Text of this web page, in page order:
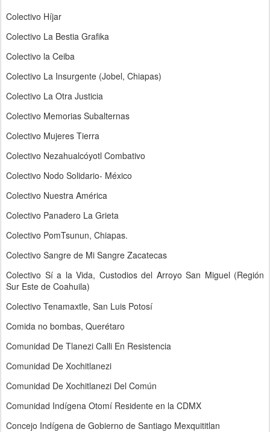
Colectivo Híjar
Colectivo La Bestia Grafika
Colectivo la Ceiba
Colectivo La Insurgente (Jobel, Chiapas)
Colectivo La Otra Justicia
Colectivo Memorias Subalternas
Colectivo Mujeres Tierra
Colectivo Nezahualcóyotl Combativo
Colectivo Nodo Solidario- México
Colectivo Nuestra América
Colectivo Panadero La Grieta
Colectivo PomTsunun, Chiapas.
Colectivo Sangre de Mi Sangre Zacatecas
Colectivo Sí a la Vida, Custodios del Arroyo San Miguel (Región
Sur Este de Coahuila)
Colectivo Tenamaxtle, San Luis Potosí
Comida no bombas, Querétaro
Comunidad De Tlanezi Calli En Resistencia
Comunidad De Xochitlanezi
Comunidad De Xochitlanezi Del Común
Comunidad Indígena Otomí Residente en la CDMX
Concejo Indígena de Gobierno de Santiago Mexquititlan